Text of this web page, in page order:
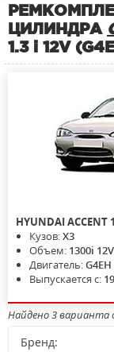
ЦИЛИНДРА
1.3 i 12V
HYUNDAIACCENT
Кузов:X3
Объем: 1300i 12V
Двигатель:G4EH
Выпускается с:
Найдено 3 варианта
Бренд: